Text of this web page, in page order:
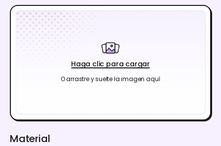
Haga clic para cargar
O arrastre y suelte la imagen aquí
Material